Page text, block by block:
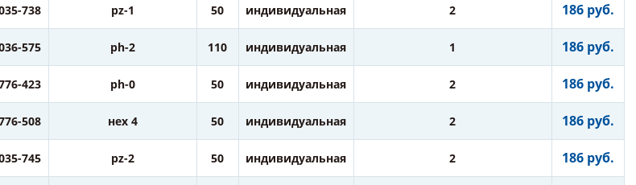
738 pz-1 50 индивидуальная 2 186 руб.
575 ph-2 110 индивидуальная 1 186 руб.
423 ph-0 50 индивидуальная 2 186 руб.
508 нех 4 50 индивидуальная 2 186 руб.
745 pz-2 50 индивидуальная 2 186 руб.